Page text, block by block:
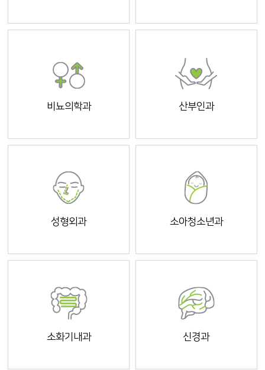
비뇨의학과 산부인과
성형외과 소아청소년과
소화기내과 신경과